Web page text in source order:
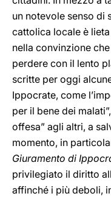
un notevole senso di
cattolica locale è
nella convinzione
perdere con il lento
scritte per oggi
Ippocrate, come
per il bene dei
offesa” agli altri, a
momento, in
Giuramento di
privilegiato il diritto
affinché i più deboli,